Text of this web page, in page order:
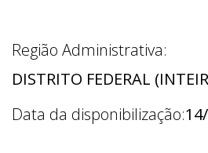
Região Administrativa:
DISTRITO FEDERAL
Data da disponibilização: